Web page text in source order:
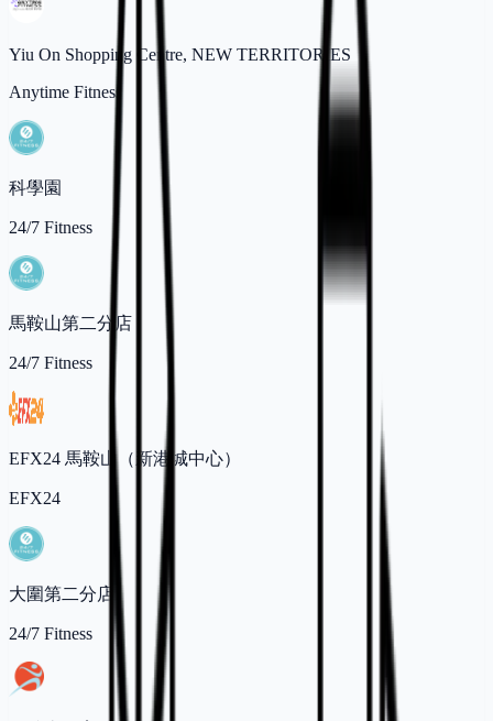
Yiu On Shopping Centre, NEW TERRITORIES
Anytime Fitness
科學園
24/7 Fitness
馬鞍山第二分店
24/7 Fitness
EFX24 馬鞍山（新港城中心）
EFX24
大圍第二分店
24/7 Fitness